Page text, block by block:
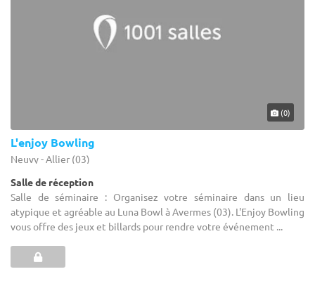
(0)
L'enjoy Bowling
Neuvy - Allier (03)
Salle de réception
Salle de séminaire : Organisez votre séminaire dans un lieu
atypique et agréable au Luna Bowl à Avermes (03). L'Enjoy Bowling
vous offre des jeux et billards pour rendre votre événement ...